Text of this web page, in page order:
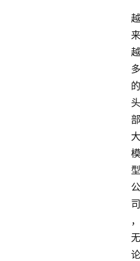
越
来
越
多
的
头
部
大
模
型
公
司
，
无
论